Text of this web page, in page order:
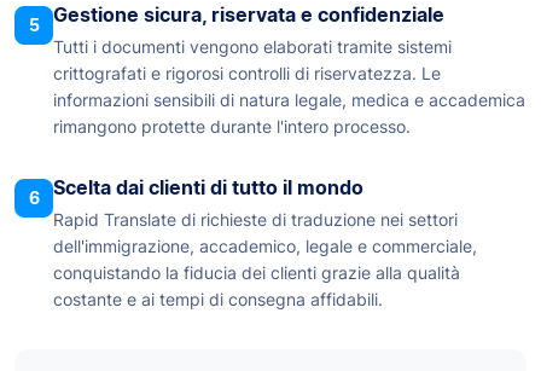
5 Gestione sicura, riservata e confidenziale
Tutti i documenti vengono elaborati tramite sistemi
crittografati e rigorosi controlli di riservatezza. Le
informazioni sensibili di natura legale, medica e accademica
rimangono protette durante l'intero processo.
6 Scelta dai clienti di tutto il mondo
Rapid Translate di richieste di traduzione nei settori
dell'immigrazione, accademico, legale e commerciale,
conquistando la fiducia dei clienti grazie alla qualità
costante e ai tempi di consegna affidabili.